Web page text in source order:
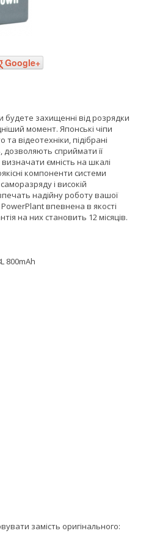
Google+
захищенні від розрядки
момент. Японські чіпи
відеотехніки, підібрані
дозволяють сприймати її
ємність на шкалі
компоненти системи
і високій
надійну роботу вашої
впевнена в якості
на них становить 12 місяців.
800mAh
замість оригінального: